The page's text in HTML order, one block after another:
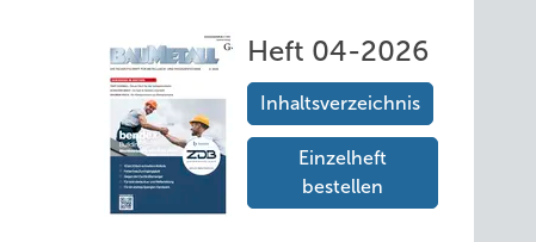
Heft 04-2026
Inhaltsverzeichnis
Einzelheft
bestellen